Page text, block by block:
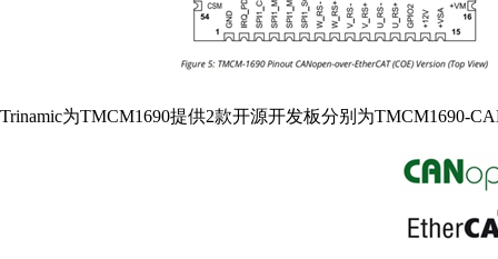
Trinamic为TMCM1690提供2款开源开发板分别为TMCM1690-